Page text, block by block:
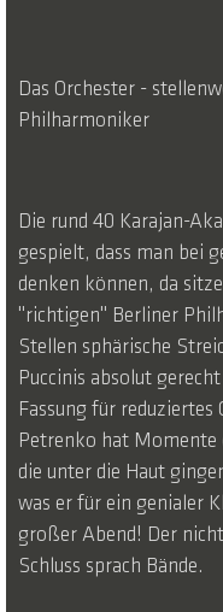
Das Orchester -
Philharmoniker
Die rund 40 Karajan-
gespielt, dass man bei
denken können, da
"richtigen" Berliner
Stellen sphärische
Puccinis absolut
Fassung für reduziertes
Petrenko hat Momente
die unter die Haut
was er für ein genialer
großer Abend! Der
Schluss sprach Bände.